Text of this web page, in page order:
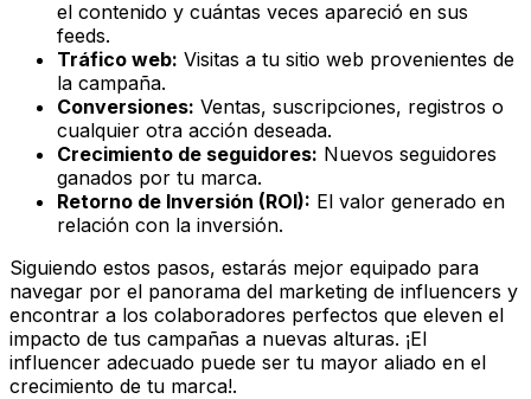
el contenido y cuántas veces apareció en sus
feeds.
Tráfico web: Visitas a tu sitio web provenientes de
la campaña.
Conversiones: Ventas, suscripciones, registros o
cualquier otra acción deseada.
Crecimiento de seguidores: Nuevos seguidores
ganados por tu marca.
Retorno de Inversión (ROI): El valor generado en
relación con la inversión.
Siguiendo estos pasos, estarás mejor equipado para
navegar por el panorama del marketing de influencers y
encontrar a los colaboradores perfectos que eleven el
impacto de tus campañas a nuevas alturas. ¡El
influencer adecuado puede ser tu mayor aliado en el
crecimiento de tu marca!.